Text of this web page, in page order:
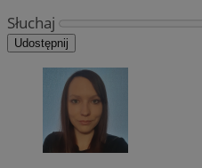
Słuchaj
Udostępnij